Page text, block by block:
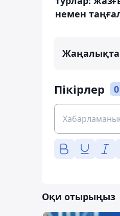
немен
Пікірлер 0
Оқи отырыңыз